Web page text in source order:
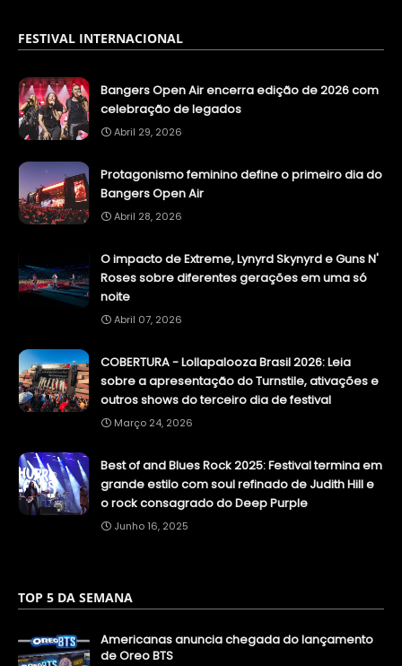
FESTIVAL INTERNACIONAL
Bangers Open Air encerra edição de 2026 com
celebração de legados
Abril 29, 2026
Protagonismo feminino define o primeiro dia do
Bangers Open Air
Abril 28, 2026
O impacto de Extreme, Lynyrd Skynyrd e Guns N'
Roses sobre diferentes gerações em uma só
noite
Abril 07, 2026
COBERTURA - Lollapalooza Brasil 2026: Leia
sobre a apresentação do Turnstile, ativações e
outros shows do terceiro dia de festival
Março 24, 2026
Best of and Blues Rock 2025: Festival termina em
grande estilo com soul refinado de Judith Hill e
o rock consagrado do Deep Purple
Junho 16, 2025
TOP 5 DA SEMANA
Americanas anuncia chegada do lançamento
de Oreo BTS